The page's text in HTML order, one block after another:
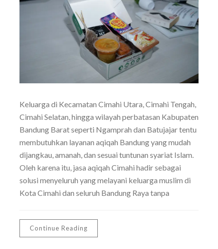
Keluarga di Kecamatan Cimahi Utara, Cimahi Tengah,
Cimahi Selatan, hingga wilayah perbatasan Kabupaten
Bandung Barat seperti Ngamprah dan Batujajar tentu
membutuhkan layanan aqiqah Bandung yang mudah
dijangkau, amanah, dan sesuai tuntunan syariat Islam.
Oleh karena itu, jasa aqiqah Cimahi hadir sebagai
solusi menyeluruh yang melayani keluarga muslim di
Kota Cimahi dan seluruh Bandung Raya tanpa
Continue Reading